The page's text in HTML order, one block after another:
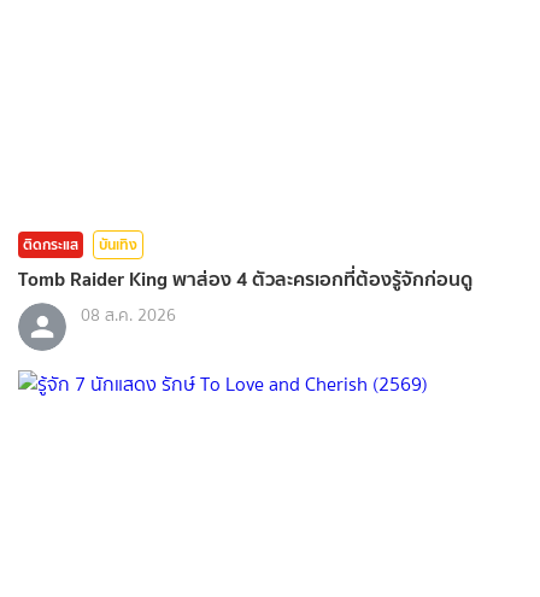
ติดกระแส บันเทิง
Tomb Raider King พาส่อง 4 ตัวละครเอกที่ต้องรู้จักก่อนดู
08 ส.ค. 2026